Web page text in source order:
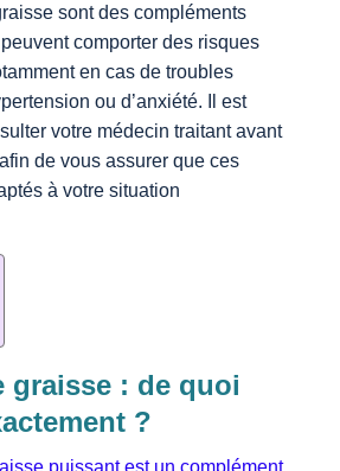
sont des compléments
comporter des risques
en cas de troubles
ou d’anxiété. Il est
votre médecin traitant avant
de vous assurer que ces
à votre situation
graisse : de quoi
?
puissant est un complément